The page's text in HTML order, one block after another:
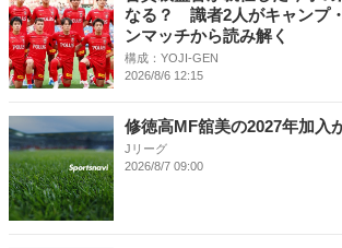
なる？ 識者2人がキャンプ
ンマッチから読み解く
構成：YOJI-GEN
2026/8/6 12:15
修徳高MF舘美の2027年加入
Jリーグ
2026/8/7 09:00